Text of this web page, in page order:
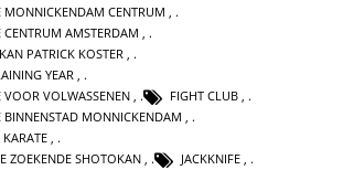
MONNICKENDAM CENTRUM
CENTRUM AMSTERDAM
PATRICK KOSTER
YEAR ,
VOOR VOLWASSENEN , FIGHT CLUB ,
BINNENSTAD MONNICKENDAM ,
,
ZOEKENDE SHOTOKAN , JACKKNIFE ,